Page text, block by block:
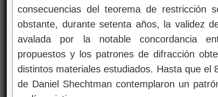
consecuencias del teorema de restricción
obstante, durante setenta años, la validez
avalada por la notable concordancia
propuestos y los patrones de difracción
distintos materiales estudiados. Hasta que el
de Daniel Shechtman contemplaron un